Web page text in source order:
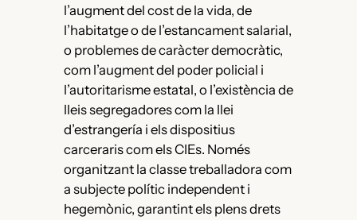
l’augment del cost de la vida, de
l’habitatge o de l’estancament salarial,
o problemes de caràcter democràtic,
com l’augment del poder policial i
l’autoritarisme estatal, o l’existència de
lleis segregadores com la llei
d’estrangería i els dispositius
carceraris com els CIEs. Només
organitzant la classe treballadora com
a subjecte polític independent i
hegemònic, garantint els plens drets